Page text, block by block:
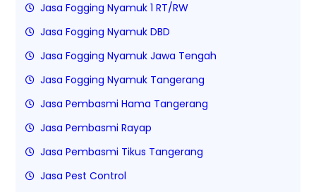
Jasa Fogging Nyamuk 1 RT/RW
Jasa Fogging Nyamuk DBD
Jasa Fogging Nyamuk Jawa Tengah
Jasa Fogging Nyamuk Tangerang
Jasa Pembasmi Hama Tangerang
Jasa Pembasmi Rayap
Jasa Pembasmi Tikus Tangerang
Jasa Pest Control